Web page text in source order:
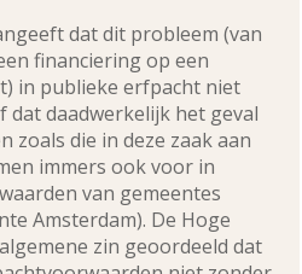
dat dit probleem (van
financiering op een
in publieke erfpacht niet
dat daadwerkelijk het geval
zoals die in deze zaak aan
immers ook voor in
van gemeentes
Amsterdam). De Hoge
zin geoordeeld dat